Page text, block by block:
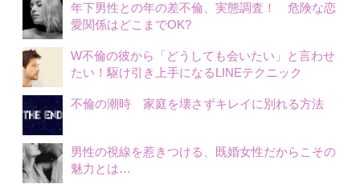
年下男性との年の差不倫、実態調査！ 危険な恋
愛関係はどこまでOK?
W不倫の彼から「どうしても会いたい」と言わせ
たい！駆け引き上手になるLINEテクニック
不倫の潮時 家庭を壊さずキレイに別れる方法
男性の視線を惹きつける、既婚女性だからこその
魅力とは…